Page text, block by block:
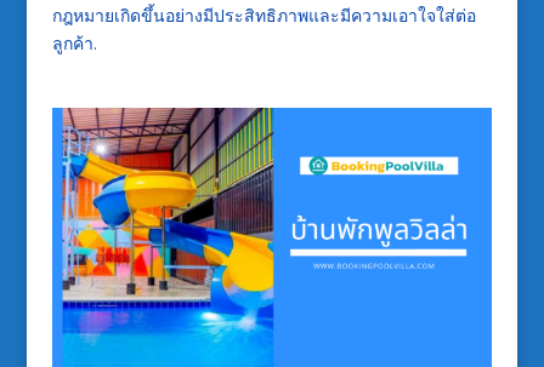
กฎหมายเกิดขึ้นอย่างมีประสิทธิภาพและมีความเอาใจใส่ต่อ
ลูกค้า.